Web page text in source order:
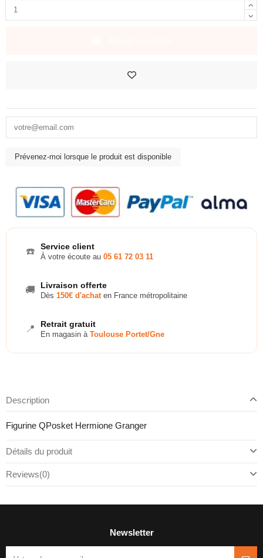
☎️ Service client
À votre écoute au 05 61 72 03 11
🚚 Livraison offerte
Dès 150€ d'achaten France métropolitaine
📍 Retrait gratuit
En magasin à Toulouse Portet/Gne
Description
Figurine QPosket Hermione Granger
Détails du produit
Reviews(0)
Newsletter